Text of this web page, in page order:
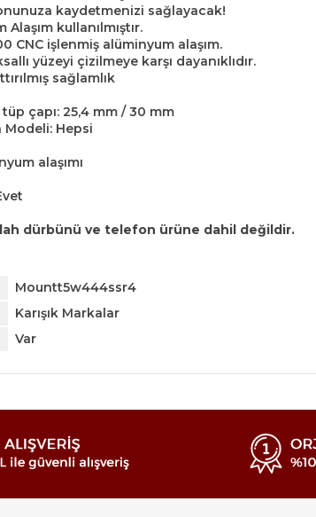
kaydetmenizi sağlayacak!
Alaşım kullanılmıştır.
CNC işlenmiş alüminyum alaşım.
yüzeyi çizilmeye karşı dayanıklıdır.
sağlamlık
çapı: 25,4 mm / 30 mm
Hepsi
alaşımı
dürbünü ve telefon ürüne dahil değildir.
Mountt5w444ssr4
Karışık Markalar
Var